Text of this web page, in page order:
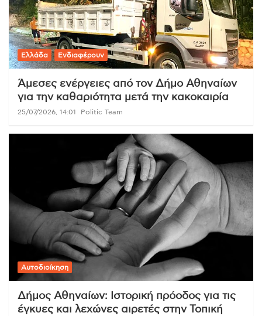
Ελλάδα Ενδιαφέρουν
Άμεσες ενέργειες από τον Δήμο Αθηναίων
για την καθαριότητα μετά την κακοκαιρία
25/07/2026, 14:01 Politic Team
Αυτοδιοίκηση
Δήμος Αθηναίων: Ιστορική πρόοδος για τις
έγκυες και λεχώνες αιρετές στην Τοπική